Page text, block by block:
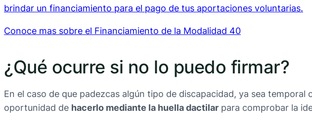
brindar un financiamiento para el pago de tus aportaciones voluntarias.
Conoce mas sobre el Financiamiento de la Modalidad 40
¿Qué ocurre si no lo puedo firmar?
En el caso de que padezcas algún tipo de discapacidad, ya sea
oportunidad de hacerlo mediante la huella dactilar para comprobar la